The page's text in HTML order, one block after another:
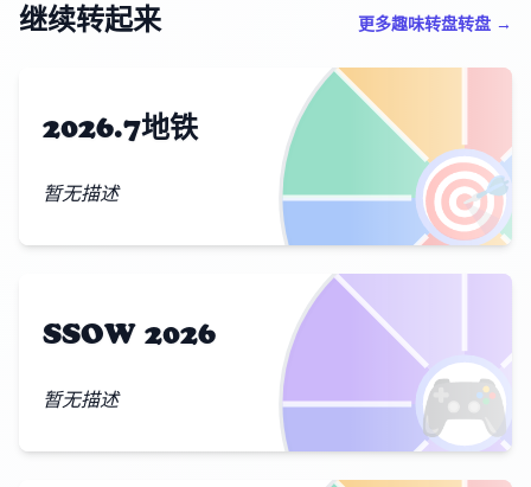
继续转起来 更多趣味转盘转盘 →
🎯
2026.7地铁
暂无描述
🎮
SSOW 2026
暂无描述